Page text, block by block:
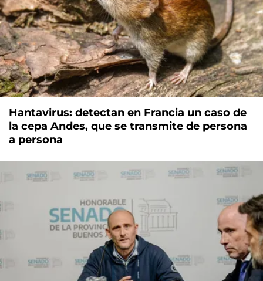
Hantavirus: detectan en Francia un caso de
la cepa Andes, que se transmite de persona
a persona